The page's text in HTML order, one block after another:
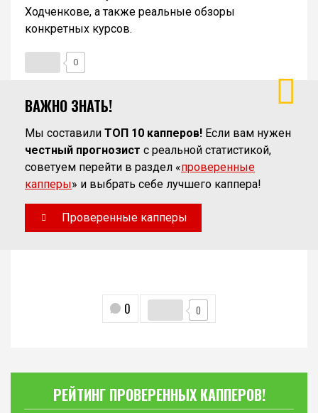
Ходченкове, а также реальные обзоры
конкретных курсов.
0
ВАЖНО ЗНАТЬ!
Мы составили ТОП 10 капперов! Если вам нужен
честный прогнозист с реальной статистикой,
советуем перейти в раздел «проверенные
капперы» и выбрать себе лучшего каппера!
Проверенные капперы
0 0
РЕЙТИНГ ПРОВЕРЕННЫХ КАППЕРОВ!